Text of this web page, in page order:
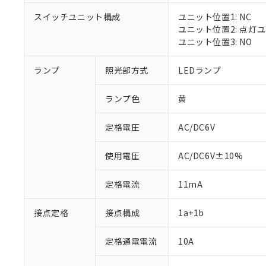
スイッチユニット構成
ユニット位置1: NC
ユニット位置2: 点灯
ユニット位置3: NO
ランプ 照光部方式 LEDランプ
ランプ色 黄
定格電圧 AC/DC6V
使用電圧 AC/DC6V±10%
定格電流 11mA
接点定格 接点構成 1a+1b
定格通電電流 10A
ご利用条件
以下の条件をお読
当社制御機
のであり、
※1 対応状況
対応済み：EU
調査・確認中：
非該当品：ライセ
仕入先様の事情に
があります。
鉛(Pb) 1000ppm以下、
ル（DBP） 1000ppm以
フタル酸エステル類の
「○」：最大均質
「×」：最大均質
「－」：未確認で
*中国RoHS10物質の基
Pb(鉛) :1000ppm、
Cr(Ⅵ)(六価クロム) :
DBP(フタル酸ジブチル
DEHP(フタル酸ビス(2-
などの必要
ます。
置等に一切
記
説明